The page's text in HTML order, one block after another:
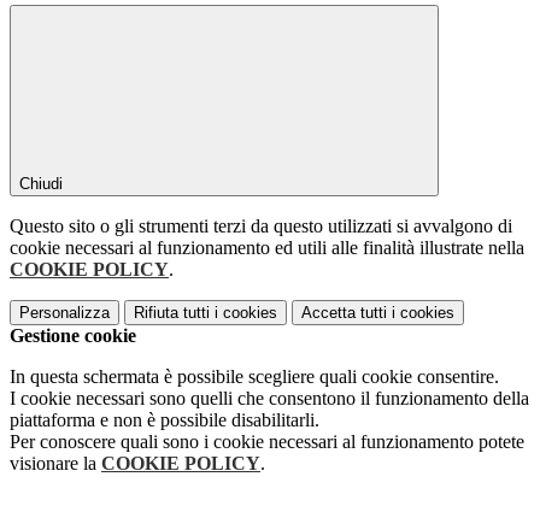
Chiudi
Questo sito o gli strumenti terzi da questo utilizzati si avvalgono di
cookie necessari al funzionamento ed utili alle finalità illustrate nella
COOKIE POLICY.
Personalizza Rifiuta tutti i cookies Accetta tutti i cookies
Gestione cookie
In questa schermata è possibile scegliere quali cookie consentire.
I cookie necessari sono quelli che consentono il funzionamento della
piattaforma e non è possibile disabilitarli.
Per conoscere quali sono i cookie necessari al funzionamento potete
visionare la COOKIE POLICY.